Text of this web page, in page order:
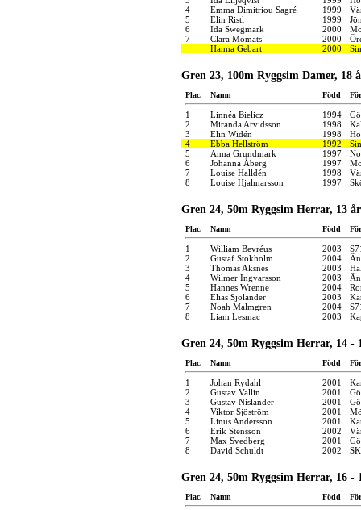
4
Emma Dimitriou Sagré 1999
5
Elin Ristl 1999
6
Ida Swegmark 2000
7
Clara Momats 2000
Hanna Gebart
2000
Gren 23, 100m Ryggsim Damer, 18
Plac. Namn Född
1 Linnéa Bielicz 1994
2
Miranda Arvidsson 1998
3
Elin Widén 1998
4
Ebba Hellström 1992
5
Anna Grundmark 1997
6
Johanna Åberg 1997
7
Louise Halldén 1998
8
Louise Hjalmarsson 1997
Gren 24, 50m Ryggsim Herrar, 13
Plac. Namn Född
1 William Bevréus 2003
2
Gustaf Stokholm 2004
3
Thomas Aksnes 2003
4
Wilmer Ingvarsson 2003
5
Hannes Wrenne 2004
6
Elias Sjölander 2003
7
Noah Malmgren 2004
8
Liam Lesmac 2003
Gren 24, 50m Ryggsim Herrar, 14 -
Plac. Namn Född
1 Johan Rydahl 2001
2
Gustav Vallin 2001
3
Gustav Nislander 2001
4
Viktor Sjöström 2001
5
Linus Andersson 2001
6
Erik Stensson 2002
7
Max Svedberg 2001
8
David Schuldt 2002
Gren 24, 50m Ryggsim Herrar, 16 -
Plac. Namn Född